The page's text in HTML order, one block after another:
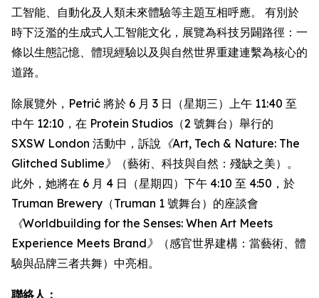
工智能、自動化及人類未來體驗等主題互相呼應。 有別於
時下泛濫的生成式人工智能文化，展覽為科技另闢路徑：一
條以生態記憶、體現經驗以及與自然世界重建連繫為核心的
道路。
除展覽外，Petrić 將於 6 月 3 日（星期三）上午 11:40 至
中午 12:10，在 Protein Studios（2 號舞台）舉行的
SXSW London 活動中，訴說 《Art, Tech & Nature: The
Glitched Sublime》
（藝術、科技與自然：殘缺之美）。
此外，她將在 6 月 4 日（星期四）下午 4:10 至 4:50，於
Truman Brewery（Truman 1 號舞台）的座談會
《Worldbuilding for the Senses: When Art Meets
Experience Meets Brand》
（感官世界建構：當藝術、體
驗與品牌三者共舞）中亮相。
聯絡人：